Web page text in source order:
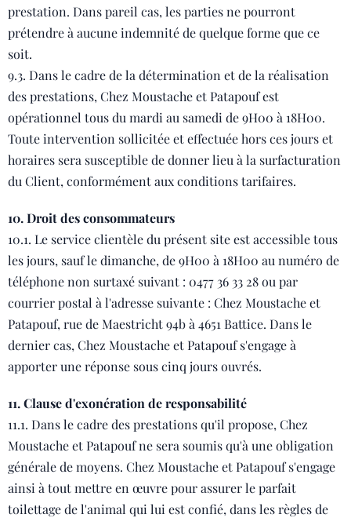
prestation. Dans pareil cas, les parties ne pourront
prétendre à aucune indemnité de quelque forme que ce
soit.
9.3. Dans le cadre de la détermination et de la réalisation
des prestations, Chez Moustache et Patapouf est
opérationnel tous du mardi au samedi de 9H00 à 18H00.
Toute intervention sollicitée et effectuée hors ces jours et
horaires sera susceptible de donner lieu à la surfacturation
du Client, conformément aux conditions tarifaires.
10. Droit des consommateurs
10.1. Le service clientèle du présent site est accessible tous
les jours, sauf le dimanche, de 9H00 à 18H00 au numéro de
téléphone non surtaxé suivant : 0477 36 33 28 ou par
courrier postal à l'adresse suivante : Chez Moustache et
Patapouf, rue de Maestricht 94b à 4651 Battice. Dans le
dernier cas, Chez Moustache et Patapouf s'engage à
apporter une réponse sous cinq jours ouvrés.
11. Clause d'exonération de responsabilité
11.1. Dans le cadre des prestations qu'il propose, Chez
Moustache et Patapouf ne sera soumis qu'à une obligation
générale de moyens. Chez Moustache et Patapouf s'engage
ainsi à tout mettre en œuvre pour assurer le parfait
toilettage de l'animal qui lui est confié, dans les règles de